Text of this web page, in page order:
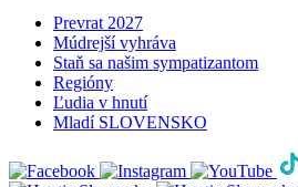
Prevrat 2027
Múdrejší vyhráva
Staň sa našim sympatizantom
Regióny
Ľudia v hnutí
Mladí SLOVENSKO